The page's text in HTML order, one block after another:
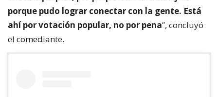
porque pudo lograr conectar con la gente. Está
ahí por votación popular, no por pena”, concluyó
el comediante.